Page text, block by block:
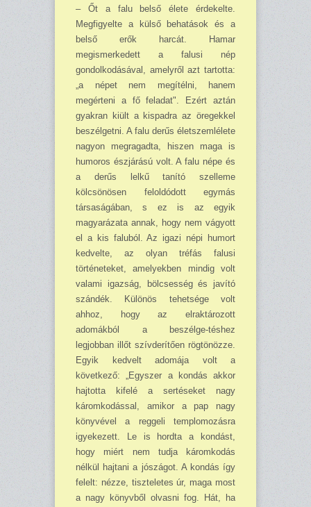
– Őt a falu belső élete érdekelte.
Megfigyelte a külső behatások és a
belső erők harcát. Hamar
megismerkedett a falusi nép
gondolkodásával, amelyről azt tartotta:
„a népet nem megítélni, hanem
megérteni a fő feladat". Ezért aztán
gyakran kiült a kispadra az öregekkel
beszélgetni. A falu derűs életszemlélete
nagyon megragadta, hiszen maga is
humoros észjárású volt. A falu népe és
a derűs lelkű tanító szelleme
kölcsönösen feloldódott egymás
társaságában, s ez is az egyik
magyarázata annak, hogy nem vágyott
el a kis faluból. Az igazi népi humort
kedvelte, az olyan tréfás falusi
történeteket, amelyekben mindig volt
valami igazság, bölcsesség és javító
szándék. Különös tehetsége volt
ahhoz, hogy az elraktározott
adomákból a beszélge-téshez
legjobban illőt szívderítően rögtönözze.
Egyik kedvelt adomája volt a
következő: „Egyszer a kondás akkor
hajtotta kifelé a sertéseket nagy
káromkodással, amikor a pap nagy
könyvével a reggeli templomozásra
igyekezett. Le is hordta a kondást,
hogy miért nem tudja káromkodás
nélkül hajtani a jószágot. A kondás így
felelt: nézze, tiszteletes úr, maga most
a nagy könyvből olvasni fog. Hát, ha